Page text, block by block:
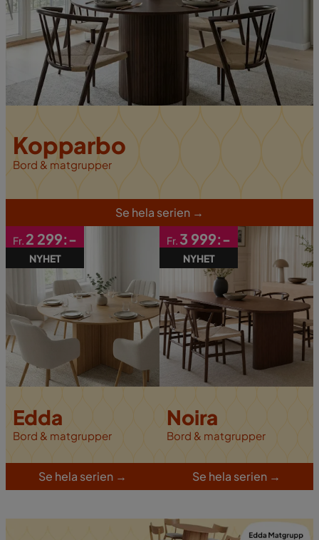
Kopparbo
Bord & matgrupper
Se hela serien →
Fr. 2 299:-
NYHET
Edda
Bord & matgrupper
Se hela serien →
Fr. 3 999:-
NYHET
Noira
Bord & matgrupper
Se hela serien →